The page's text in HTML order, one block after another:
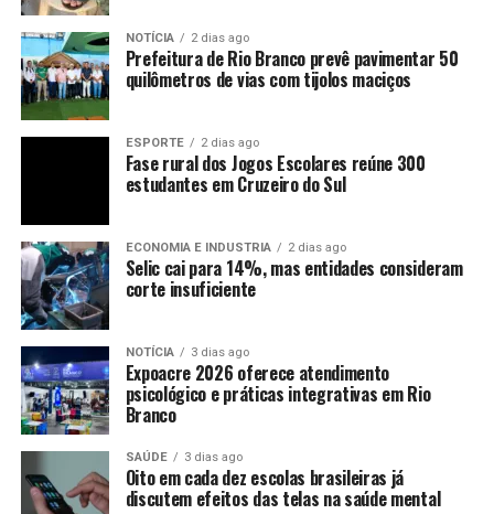
NOTÍCIA 2 dias ago
Prefeitura de Rio Branco prevê pavimentar 50
quilômetros de vias com tijolos maciços
ESPORTE 2 dias ago
Fase rural dos Jogos Escolares reúne 300
estudantes em Cruzeiro do Sul
ECONOMIA E INDUSTRIA 2 dias ago
Selic cai para 14%, mas entidades consideram
corte insuficiente
NOTÍCIA 3 dias ago
Expoacre 2026 oferece atendimento
psicológico e práticas integrativas em Rio
Branco
SAÚDE 3 dias ago
Oito em cada dez escolas brasileiras já
discutem efeitos das telas na saúde mental